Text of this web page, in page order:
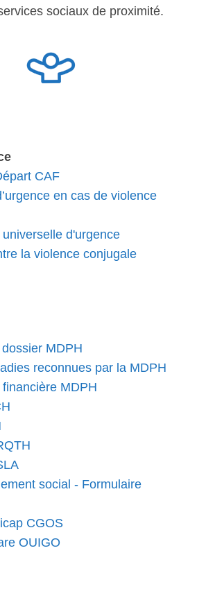
sociaux de proximité.
CAF
en cas de violence
d'urgence
la violence conjugale
dossier MDPH
reconnues par la MDPH
MDPH
social - Formulaire
CGOS
OUIGO